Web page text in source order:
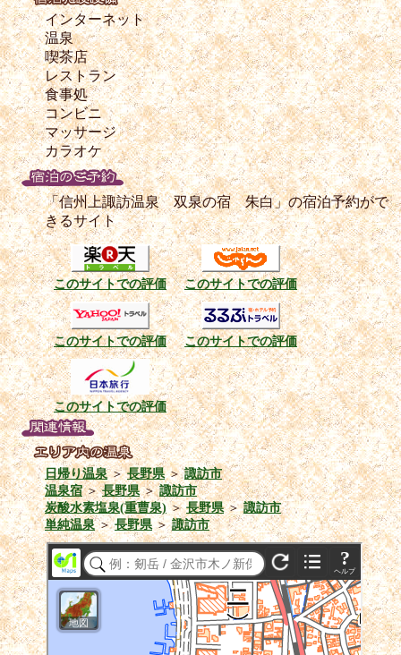
インターネット
温泉
喫茶店
レストラン
食事処
コンビニ
マッサージ
カラオケ
「信州上諏訪温泉 双泉の宿 朱白」の宿泊予約がで
きるサイト
このサイトでの評価 このサイトでの評価
このサイトでの評価 このサイトでの評価
このサイトでの評価
日帰り温泉＞長野県＞諏訪市
温泉宿＞長野県＞諏訪市
炭酸水素塩泉(重曹泉)＞長野県＞諏訪市
単純温泉＞長野県 ＞諏訪市